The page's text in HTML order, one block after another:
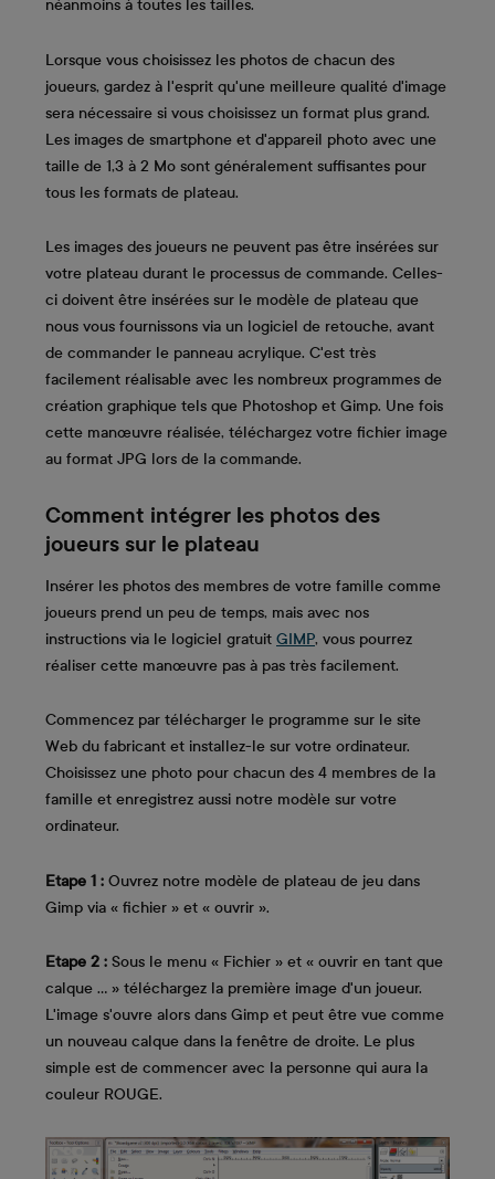
néanmoins à toutes les tailles.
Lorsque vous choisissez les photos de chacun des
joueurs, gardez à l'esprit qu'une meilleure qualité d'image
sera nécessaire si vous choisissez un format plus grand.
Les images de smartphone et d'appareil photo avec une
taille de 1,3 à 2 Mo sont généralement suffisantes pour
tous les formats de plateau.
Les images des joueurs ne peuvent pas être insérées sur
votre plateau durant le processus de commande. Celles-
ci doivent être insérées sur le modèle de plateau que
nous vous fournissons via un logiciel de retouche, avant
de commander le panneau acrylique. C'est très
facilement réalisable avec les nombreux programmes de
création graphique tels que Photoshop et Gimp. Une fois
cette manœuvre réalisée, téléchargez votre fichier image
au format JPG lors de la commande.
Comment intégrer les photos des
joueurs sur le plateau
Insérer les photos des membres de votre famille comme
joueurs prend un peu de temps, mais avec nos
instructions via le logiciel gratuit GIMP, vous pourrez
réaliser cette manœuvre pas à pas très facilement.
Commencez par télécharger le programme sur le site
Web du fabricant et installez-le sur votre ordinateur.
Choisissez une photo pour chacun des 4 membres de la
famille et enregistrez aussi notre modèle sur votre
ordinateur.
Etape 1 : Ouvrez notre modèle de plateau de jeu dans
Gimp via « fichier » et « ouvrir ».
Etape 2 : Sous le menu « Fichier » et « ouvrir en tant que
calque ... » téléchargez la première image d'un joueur.
L'image s'ouvre alors dans Gimp et peut être vue comme
un nouveau calque dans la fenêtre de droite. Le plus
simple est de commencer avec la personne qui aura la
couleur ROUGE.